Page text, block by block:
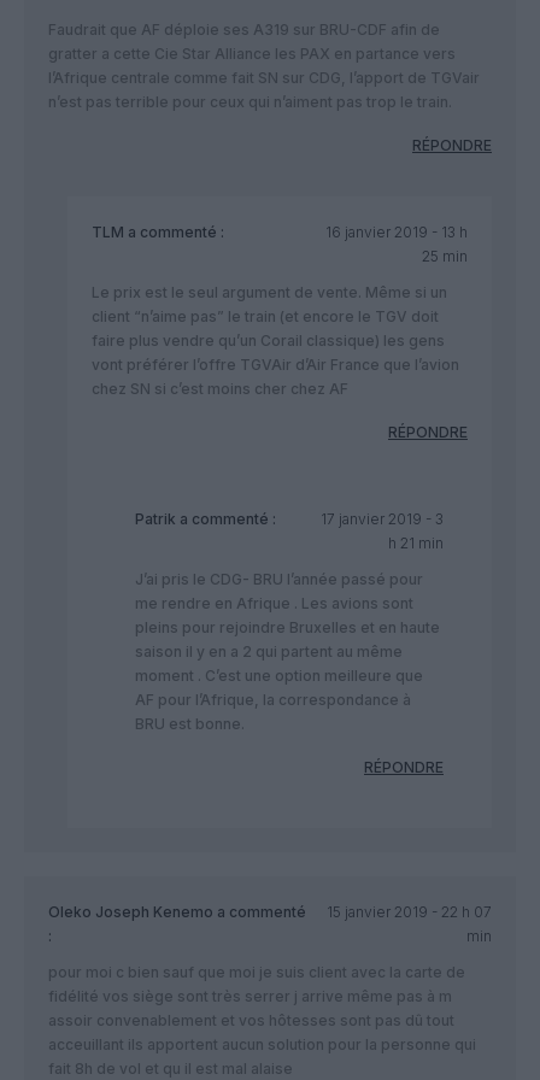
Faudrait que AF déploie ses A319 sur BRU-CDF afin de
gratter a cette Cie Star Alliance les PAX en partance vers
l’Afrique centrale comme fait SN sur CDG, l’apport de TGVair
n’est pas terrible pour ceux qui n’aiment pas trop le train.
RÉPONDRE
TLM a commenté :
16 janvier 2019 - 13 h
25 min
Le prix est le seul argument de vente. Même si un
client “n’aime pas” le train (et encore le TGV doit
faire plus vendre qu’un Corail classique) les gens
vont préférer l’offre TGVAir d’Air France que l’avion
chez SN si c’est moins cher chez AF
RÉPONDRE
Patrik a commenté :
17 janvier 2019 - 3
h 21 min
J’ai pris le CDG- BRU l’année passé pour
me rendre en Afrique . Les avions sont
pleins pour rejoindre Bruxelles et en haute
saison il y en a 2 qui partent au même
moment . C’est une option meilleure que
AF pour l’Afrique, la correspondance à
BRU est bonne.
RÉPONDRE
Oleko Joseph Kenemo a commenté
:
15 janvier 2019 - 22 h 07
min
pour moi c bien sauf que moi je suis client avec la carte de
fidélité vos siège sont très serrer j arrive même pas à m
assoir convenablement et vos hôtesses sont pas dû tout
acceuillant ils apportent aucun solution pour la personne qui
fait 8h de vol et qu il est mal alaise